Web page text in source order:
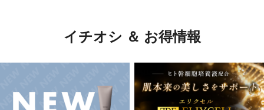
イチオシ ＆ お得情報